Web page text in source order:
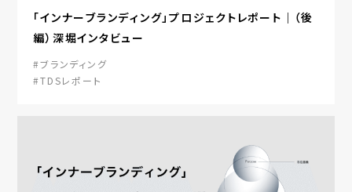
「インナーブランディング」プロジェクトレポート｜（後
編）深堀インタビュー
#ブランディング
#TDSレポート